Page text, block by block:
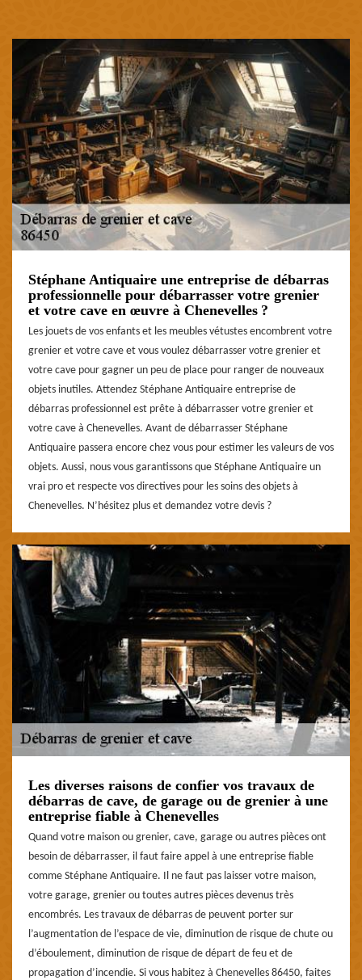
Stéphane Antiquaire une entreprise de débarras
professionnelle pour débarrasser votre grenier
et votre cave en œuvre à Chenevelles ?
Les jouets de vos enfants et les meubles vétustes encombrent votre
grenier et votre cave et vous voulez débarrasser votre grenier et
votre cave pour gagner un peu de place pour ranger de nouveaux
objets inutiles. Attendez Stéphane Antiquaire entreprise de
débarras professionnel est prête à débarrasser votre grenier et
votre cave à Chenevelles. Avant de débarrasser Stéphane
Antiquaire passera encore chez vous pour estimer les valeurs de vos
objets. Aussi, nous vous garantissons que Stéphane Antiquaire un
vrai pro et respecte vos directives pour les soins des objets à
Chenevelles. N’hésitez plus et demandez votre devis ?
Les diverses raisons de confier vos travaux de
débarras de cave, de garage ou de grenier à une
entreprise fiable à Chenevelles
Quand votre maison ou grenier, cave, garage ou autres pièces ont
besoin de débarrasser, il faut faire appel à une entreprise fiable
comme Stéphane Antiquaire. Il ne faut pas laisser votre maison,
votre garage, grenier ou toutes autres pièces devenus très
encombrés. Les travaux de débarras de peuvent porter sur
l’augmentation de l’espace de vie, diminution de risque de chute ou
d’éboulement, diminution de risque de départ de feu et de
propagation d’incendie. Si vous habitez à Chenevelles 86450, faites